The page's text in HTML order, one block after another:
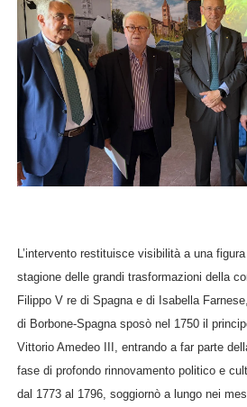
L’intervento restituisce visibilità a una
stagione delle grandi trasformazioni della
Filippo V re di Spagna e di Isabella
di Borbone-Spagna sposò nel 1750 il
Vittorio Amedeo III, entrando a far parte
fase di profondo rinnovamento politico e
dal 1773 al 1796, soggiornò a lungo nei